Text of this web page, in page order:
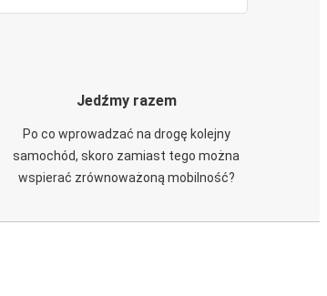
Jedźmy razem
Po co wprowadzać na drogę kolejny
samochód, skoro zamiast tego można
wspierać zrównoważoną mobilność?